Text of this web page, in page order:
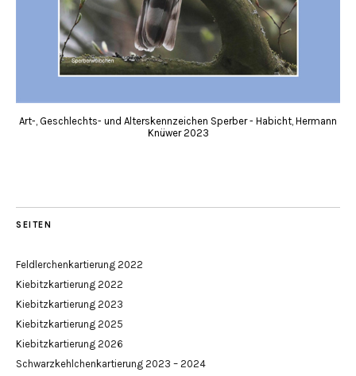
Art-, Geschlechts- und Alterskennzeichen Sperber - Habicht, Hermann
Knüwer 2023
SEITEN
Feldlerchenkartierung 2022
Kiebitzkartierung 2022
Kiebitzkartierung 2023
Kiebitzkartierung 2025
Kiebitzkartierung 2026
Schwarzkehlchenkartierung 2023 – 2024